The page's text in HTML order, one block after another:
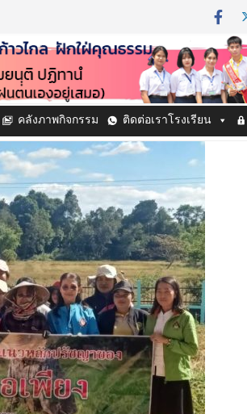
คลังภาพกิจกรรม ติดต่อเราโรงเรียน